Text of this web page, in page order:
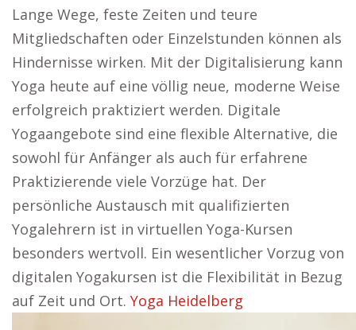
Lange Wege, feste Zeiten und teure
Mitgliedschaften oder Einzelstunden können als
Hindernisse wirken. Mit der Digitalisierung kann
Yoga heute auf eine völlig neue, moderne Weise
erfolgreich praktiziert werden. Digitale
Yogaangebote sind eine flexible Alternative, die
sowohl für Anfänger als auch für erfahrene
Praktizierende viele Vorzüge hat. Der
persönliche Austausch mit qualifizierten
Yogalehrern ist in virtuellen Yoga-Kursen
besonders wertvoll. Ein wesentlicher Vorzug von
digitalen Yogakursen ist die Flexibilität in Bezug
auf Zeit und Ort. Yoga Heidelberg